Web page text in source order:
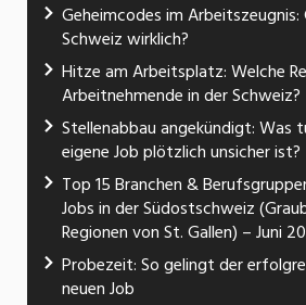
Geheimcodes im
Schweiz wirklich?
Hitze am Arbeitsplatz: Welche
Arbeitnehmende in der Schweiz?
Stellenabbau angekündigt: Was
eigene Job plötzlich unsicher ist?
Top 15 Branchen &
Jobs in der Südostschweiz
Regionen von St. Gallen) – Juni
Probezeit: So gelingt der
neuen Job